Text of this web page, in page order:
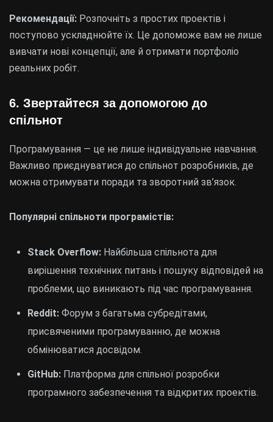
Рекомендації: Розпочніть з простих проектів і
поступово ускладнюйте їх. Це допоможе вам не лише
вивчати нові концепції, але й отримати портфоліо
реальних робіт.
6. Звертайтеся за допомогою до
спільнот
Програмування — це не лише індивідуальне навчання.
Важливо приєднуватися до спільнот розробників, де
можна отримувати поради та зворотний зв’язок.
Популярні спільноти програмістів:
Stack Overflow: Найбільша спільнота для
вирішення технічних питань і пошуку відповідей на
проблеми, що виникають під час програмування.
Reddit: Форум з багатьма субредітами,
присвяченими програмуванню, де можна
обмінюватися досвідом.
GitHub: Платформа для спільної розробки
програмного забезпечення та відкритих проектів.